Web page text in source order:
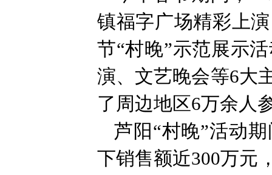
镇福字广场精彩上
节“村晚”示范展示
演、文艺晚会等6大
了周边地区6万余人
芦阳“村晚”活动
下销售额近300万元